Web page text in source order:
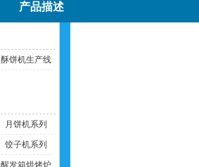
产品描述
酥饼机生产线
月饼机系列
饺子机系列
醒发箱烘烤炉